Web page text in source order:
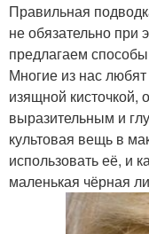
Правильная
не обязательно при
предлагаем
Многие из нас
изящной кисточкой,
выразительным и
культовая вещь в
использовать её, и
маленькая чёрная